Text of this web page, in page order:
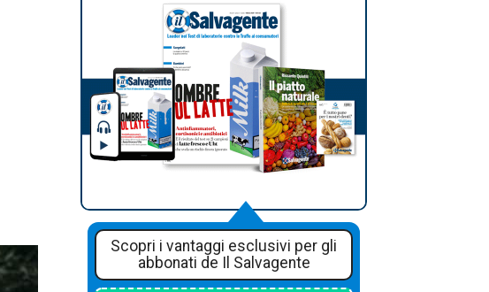
Scopri i vantaggi esclusivi per gli
abbonati de Il Salvagente